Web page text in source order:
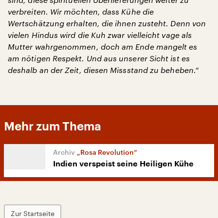
verbreiten. Wir möchten, dass Kühe die
Wertschätzung erhalten, die ihnen zusteht. Denn von
vielen Hindus wird die Kuh zwar vielleicht vage als
Mutter wahrgenommen, doch am Ende mangelt es
am nötigen Respekt. Und aus unserer Sicht ist es
deshalb an der Zeit, diesen Missstand zu beheben.“
Mehr zum Thema
„Rosa Revolution“
Indien verspeist seine Heiligen Kühe
Zur Startseite